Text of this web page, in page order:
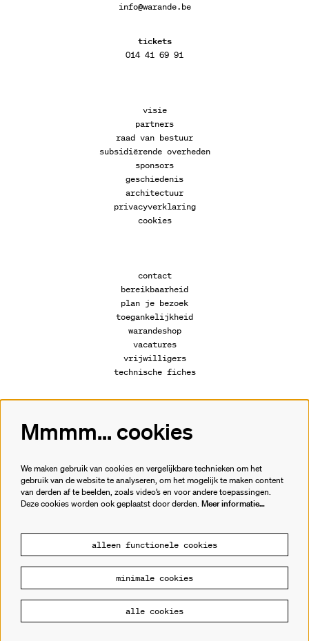
info@warande.be
tickets
014 41 69 91
visie
partners
raad van bestuur
subsidiërende overheden
sponsors
geschiedenis
architectuur
privacyverklaring
cookies
contact
bereikbaarheid
plan je bezoek
toegankelijkheid
warandeshop
vacatures
vrijwilligers
technische fiches
Volg ons
Meld je aan voor de nieuwsbrief.
© Cultuurhuis de Warande
Powered byCultureSuite
Mmmm... cookies
We maken gebruik van cookies en vergelijkbare technieken om het
gebruik van de website te analyseren, om het mogelijk te maken content
van derden af te beelden, zoals video’s en voor andere toepassingen.
Deze cookies worden ook geplaatst door derden. Meer informatie…
alleen functionele cookies
minimale cookies
alle cookies